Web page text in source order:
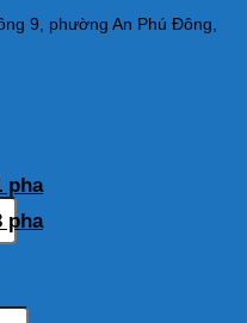
9, phường An Phú Đông,
pha
pha